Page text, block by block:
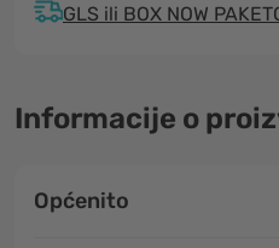
GLS ili BOX NOW
Informacije o
Općenito